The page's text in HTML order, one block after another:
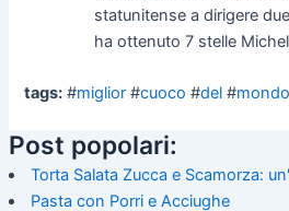
statunitense a dirigere
ha ottenuto 7 stelle
tags: #miglior #cuoco #del #mondo
Post popolari:
Torta Salata Zucca e Scamorza:
Pasta con Porri e Acciughe